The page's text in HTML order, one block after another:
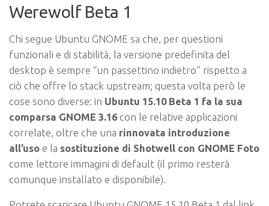
Werewolf Beta 1
Chi segue Ubuntu GNOME sa che, per questioni
funzionali e di stabilità, la versione predefinita del
desktop è sempre “un passettino indietro” rispetto a
ciò che offre lo stack upstream; questa volta però le
cose sono diverse: in Ubuntu 15.10 Beta 1 fa la sua
comparsa GNOME 3.16con le relative applicazioni
correlate, oltre che una rinnovata introduzione
all’uso e la sostituzione di Shotwell con GNOME Foto
come lettore immagini di default (il primo resterà
comunque installato e disponibile).